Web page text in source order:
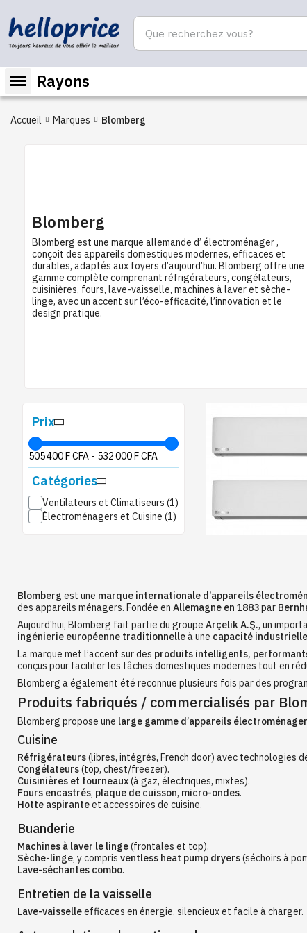
Rayons
Accueil Marques Blomberg
Blomberg
Blomberg est une marque allemande d’ électroménager ,
conçoit des appareils domestiques modernes, efficaces et
durables, adaptés aux foyers d’aujourd’hui. Blomberg offre une
gamme complète comprenant réfrigérateurs, congélateurs,
cuisinières, fours, lave-vaisselle, machines à laver et sèche-
linge, avec un accent sur l’éco-efficacité, l’innovation et le
design pratique.
Prix
505 400 F CFA - 532 000 F CFA
Catégories
Ventilateurs et Climatiseurs
Électroménagers et Cuisine
Blomberg est une marque internationale d’appareils
des appareils ménagers. Fondée en Allemagne en 1883par
Aujourd’hui, Blomberg fait partie du groupe Arçelik A.Ş., un
ingénierie européenne traditionnelleà une capacité
La marque met l’accent sur des produits intelligents,
conçus pour faciliter les tâches domestiques modernes tout en
Blomberg a également été reconnue plusieurs fois par des
Produits fabriqués / commercialisés par
Blomberg propose une large gamme d’appareils
Cuisine
Réfrigérateurs(libres, intégrés, French door) avec technologies
Congélateurs(top, chest/freezer).
Cuisinières et fourneaux(à gaz, électriques, mixtes).
Fours encastrés, plaque de cuisson, micro-ondes.
Hotte aspiranteet accessoires de cuisine.
Buanderie
Machines à laver le linge(frontales et top).
Sèche-linge, y compris ventless heat pump dryers(séchoirs à
Lave-séchantes combo.
Entretien de la vaisselle
Lave-vaisselleefficaces en énergie, silencieux et facile à charger.